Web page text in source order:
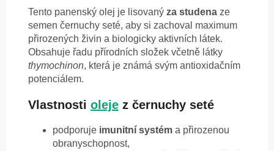
Tento panenský olej je lisovaný za studena ze
semen černuchy seté, aby si zachoval maximum
přirozených živin a biologicky aktivních látek.
Obsahuje řadu přírodních složek včetně látky
thymochinon, která je známá svým antioxidačním
potenciálem.
Vlastnosti oleje z černuchy seté
podporuje imunitní systém a přirozenou
obranyschopnost,